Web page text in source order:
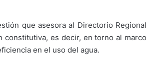
que asesora al Directorio Regional
constitutiva, es decir, en torno al marco
en el uso del agua.